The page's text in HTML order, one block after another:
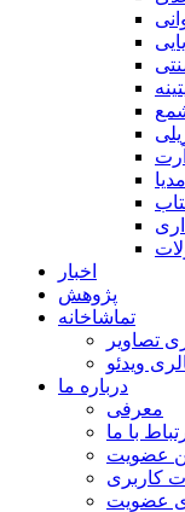
اخبار
پژوهش
تماشاخانه
تصاویر
ویدئو
درباره ما
معرفی
با ما
عضویت
کاربری
عضویت